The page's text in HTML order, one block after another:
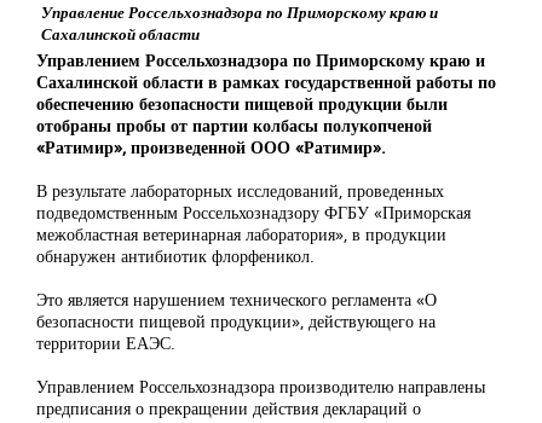
Управление Россельхознадзора по Приморскому краю и
Сахалинской области
Управлением Россельхознадзора по Приморскому краю и
Сахалинской области в рамках государственной работы по
обеспечению безопасности пищевой продукции были
отобраны пробы от партии колбасы полукопченой
«Ратимир», произведенной ООО «Ратимир».
В результате лабораторных исследований, проведенных
подведомственным Россельхознадзору ФГБУ «Приморская
межобластная ветеринарная лаборатория», в продукции
обнаружен антибиотик флорфеникол.
Это является нарушением технического регламента «О
безопасности пищевой продукции», действующего на
территории ЕАЭС.
Управлением Россельхознадзора производителю направлены
предписания о прекращении действия деклараций о